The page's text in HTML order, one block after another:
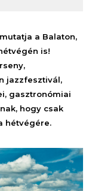
a Balaton,
is!
jazzfesztivál,
gasztronómiai
hogy csak
hétvégére.